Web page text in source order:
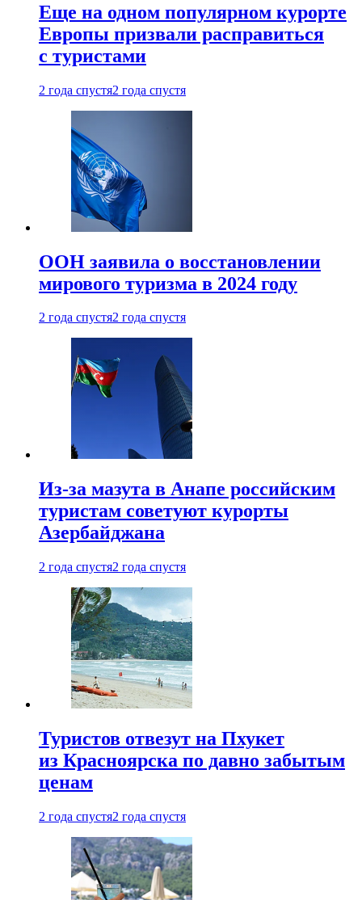
Еще на одном популярном курорте
Европы призвали расправиться
с туристами
2 года спустя2 года спустя
ООН заявила о восстановлении
мирового туризма в 2024 году
2 года спустя2 года спустя
Из-за мазута в Анапе российским
туристам советуют курорты
Азербайджана
2 года спустя2 года спустя
Туристов отвезут на Пхукет
из Красноярска по давно забытым
ценам
2 года спустя2 года спустя